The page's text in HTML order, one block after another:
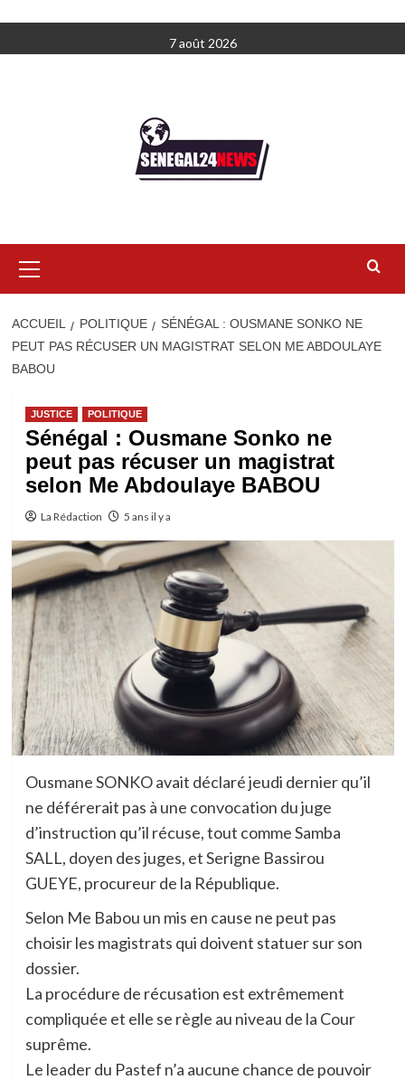
au
7 août 2026
principal
ACCUEIL POLITIQUE
SÉNÉGAL : OUSMANE SONKO NE
PEUT PAS RÉCUSER UN MAGISTRAT SELON ME ABDOULAYE
BABOU
JUSTICE POLITIQUE
Sénégal : Ousmane Sonko ne
peut pas récuser un magistrat
selon Me Abdoulaye BABOU
La Rédaction 5 ans il y a
Ousmane SONKO avait déclaré jeudi dernier qu’il
ne déférerait pas à une convocation du juge
d’instruction qu’il récuse, tout comme Samba
SALL, doyen des juges, et Serigne Bassirou
GUEYE, procureur de la République.
Selon Me Babou un mis en cause ne peut pas
choisir les magistrats qui doivent statuer sur son
dossier.
La procédure de récusation est extrêmement
compliquée et elle se règle au niveau de la Cour
suprême.
Le leader du Pastef n’a aucune chance de pouvoir